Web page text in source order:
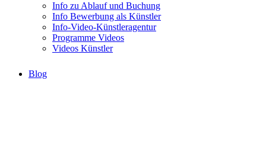
Info zu Ablauf und Buchung
Info Bewerbung als Künstler
Info-Video-Künstleragentur
Programme Videos
Videos Künstler
Blog